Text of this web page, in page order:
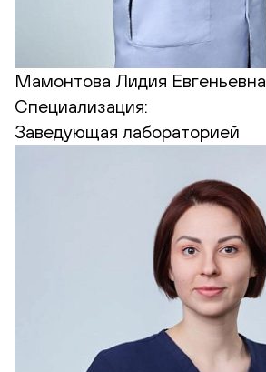
Мамонтова Лидия Евгеньевна
Специализация:
Заведующая лабораторией